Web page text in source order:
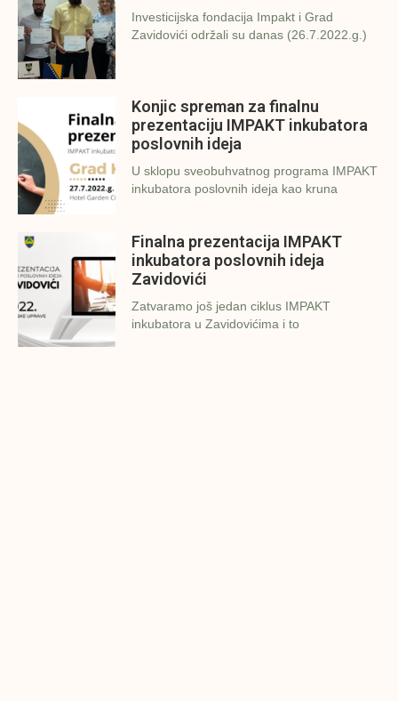
Investicijska fondacija Impakt i Grad
Zavidovići održali su danas (26.7.2022.g.)
Konjic spreman za finalnu
prezentaciju IMPAKT inkubatora
poslovnih ideja
U sklopu sveobuhvatnog programa IMPAKT
inkubatora poslovnih ideja kao kruna
Finalna prezentacija IMPAKT
inkubatora poslovnih ideja
Zavidovići
Zatvaramo još jedan ciklus IMPAKT
inkubatora u Zavidovićima i to